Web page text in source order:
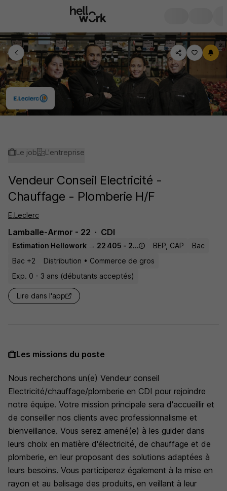
Le job L'entreprise
Vendeur Conseil Electricité -
Chauffage - Plomberie H/F
E.Leclerc
Lamballe-Armor - 22 CDI
Estimation Hellowork → 22 405 - 24 200 € / an
BEP, CAP
Bac
Bac +2
Distribution • Commerce de gros
Exp. 0 - 3 ans (débutants acceptés)
Lire dans l'app
Les missions du poste
Nous recherchons un(e) Vendeur conseil
Electricité/chauffage/plomberie en CDI pour rejoindre
notre équipe. Votre mission principale sera d'accueillir et
de conseiller nos clients avec professionnalisme et
bienveillance. Vous serez amené(e) à les guider dans
leurs choix en matière d'électricité, de chauffage et de
plomberie, en leur proposant des solutions adaptées à
leurs besoins. Vous participerez également à la mise en
rayon et au balisage des produits, en veillant à leur